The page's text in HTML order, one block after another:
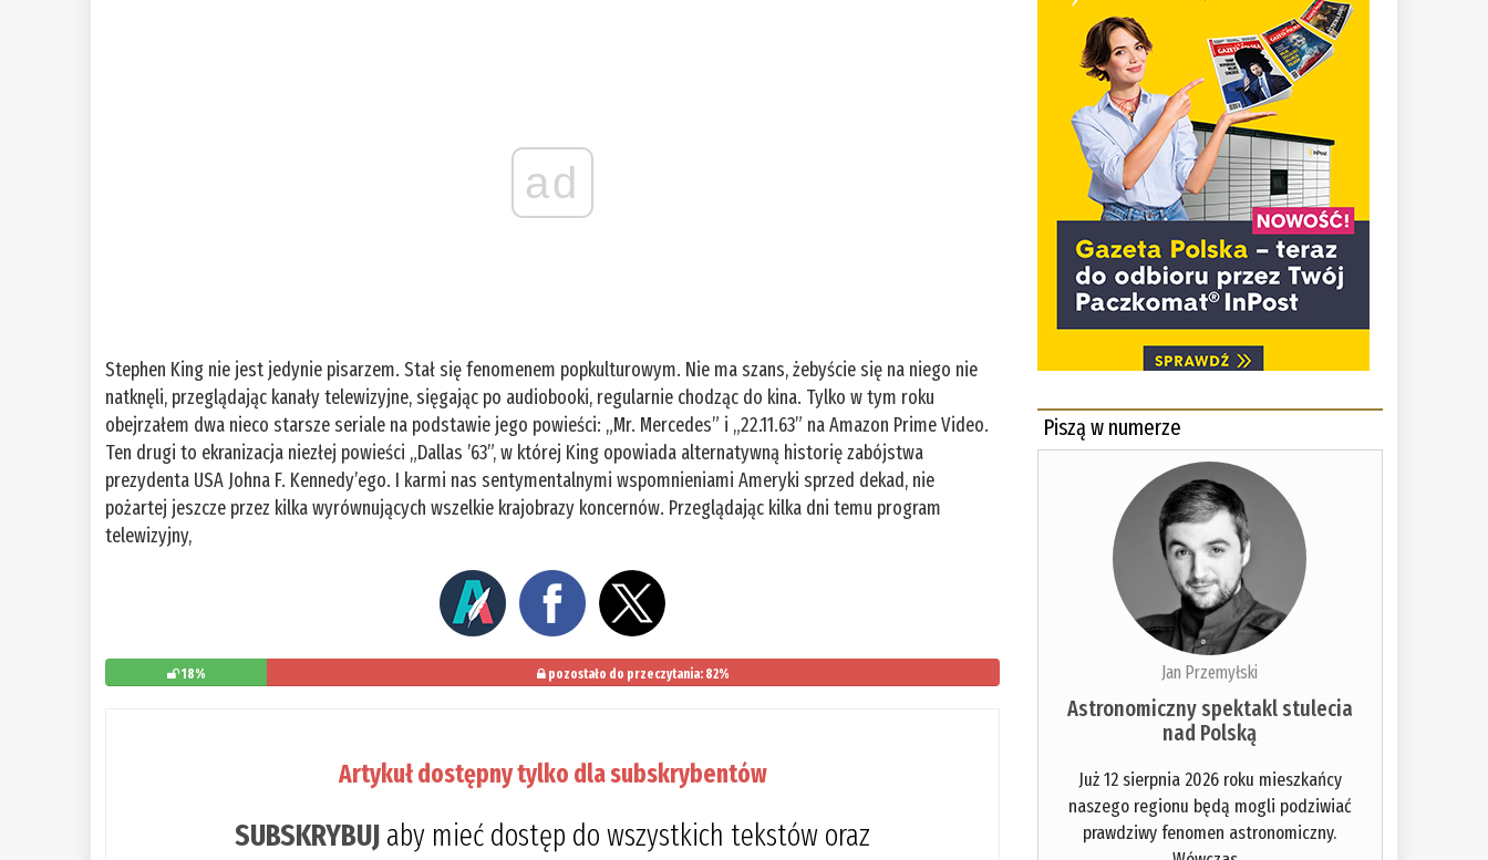
ad
Stephen King nie jest jedynie pisarzem. Stał się fenomenem popkulturowym. Nie ma szans, żebyście się na niego nie
natknęli, przeglądając kanały telewizyjne, sięgając po audiobooki, regularnie chodząc do kina. Tylko w tym roku
obejrzałem dwa nieco starsze seriale na podstawie jego powieści: „Mr. Mercedes” i „22.11.63” na Amazon Prime Video.
Ten drugi to ekranizacja niezłej powieści „Dallas ’63”, w której King opowiada alternatywną historię zabójstwa
prezydenta USA Johna F. Kennedy’ego. I karmi nas sentymentalnymi wspomnieniami Ameryki sprzed dekad, nie
pożartej jeszcze przez kilka wyrównujących wszelkie krajobrazy koncernów. Przeglądając kilka dni temu program
telewizyjny,
18% pozostało do przeczytania: 82%
Artykuł dostępny tylko dla subskrybentów
SUBSKRYBUJ aby mieć dostęp do wszystkich tekstów oraz
Piszą w numerze
Jan Przemyłski
Astronomiczny spektakl stulecia
nad Polską
Już 12 sierpnia 2026 roku mieszkańcy
naszego regionu będą mogli podziwiać
prawdziwy fenomen astronomiczny.